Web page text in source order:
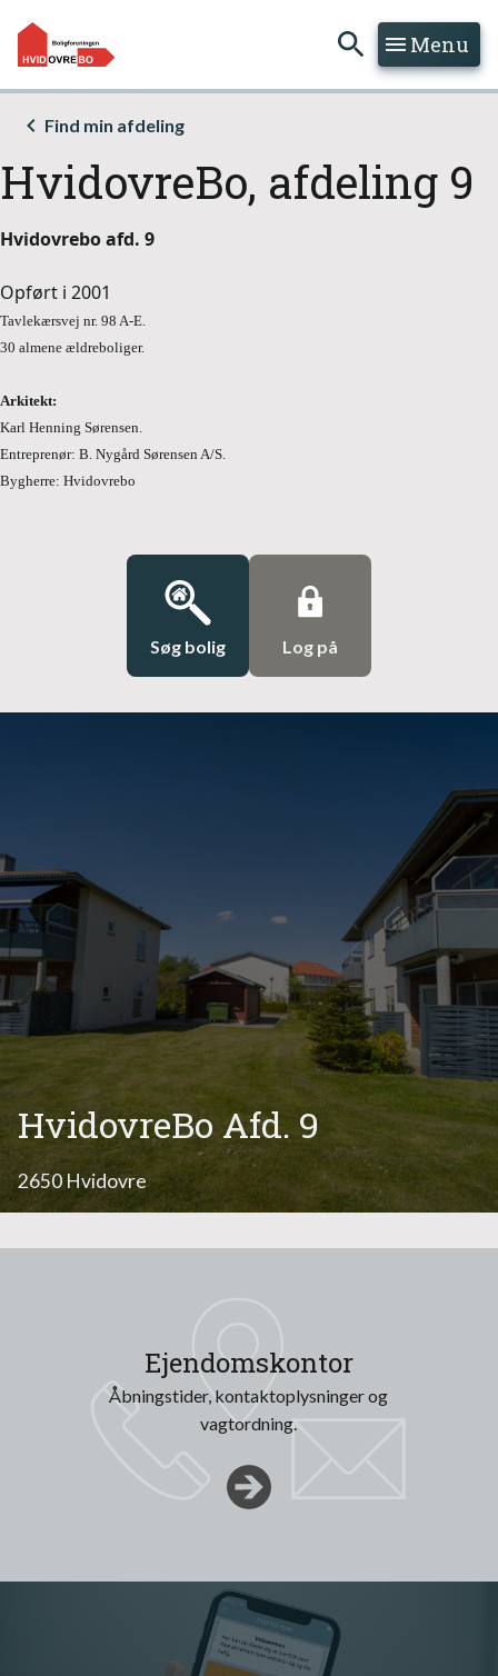
Hop til indhold
Hop til søgning Menu
Find min afdeling
HvidovreBo, afdeling 9
Hvidovrebo afd. 9
Opført i 2001
Tavlekærsvej nr. 98 A-E.
30 almene ældreboliger.
Arkitekt:
Karl Henning Sørensen.
Entreprenør: B. Nygård Sørensen A/S.
Bygherre: Hvidovrebo
Søg bolig Log på
HvidovreBo Afd. 9
2650 Hvidovre
Ejendomskontor
Åbningstider, kontaktoplysninger og
vagtordning.